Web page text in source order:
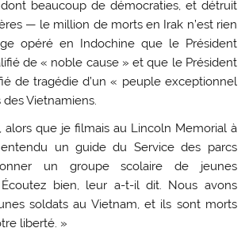
beaucoup de démocraties, et détruit
— le million de morts en Irak n’est rien
opéré en Indochine que le Président
de « noble cause » et que le Président
de tragédie d’un « peuple exceptionnel
Vietnamiens.
alors que je filmais au Lincoln Memorial à
entendu un guide du Service des parcs
un groupe scolaire de jeunes
bien, leur a-t-il dit. Nous avons
soldats au Vietnam, et ils sont morts
liberté. »